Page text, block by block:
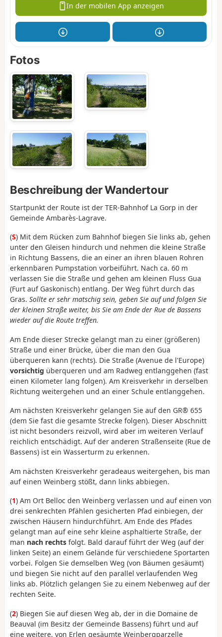
In der mobilen App anzeigen
Fotos
Beschreibung der Wandertour
Startpunkt der Route ist der TER-Bahnhof La Gorp in der
Gemeinde Ambarès-Lagrave.
(S) Mit dem Rücken zum Bahnhof biegen Sie links ab, gehen
unter den Gleisen hindurch und nehmen die kleine Straße
in Richtung Bassens, die an einer an ihren blauen Rohren
erkennbaren Pumpstation vorbeiführt. Nach ca. 60 m
verlassen Sie die Straße und gehen am kleinen Fluss Gua
(Furt auf Gaskonisch) entlang. Der Weg führt durch das
Gras. Sollte er sehr matschig sein, geben Sie auf und folgen Sie
der kleinen Straße weiter, bis Sie am Ende der Rue de Bassens
wieder auf die Route treffen.
Am Ende dieser Strecke gelangt man zu einer (größeren)
Straße und einer Brücke, über die man den Gua
überqueren kann (rechts). Die Straße (Avenue de l'Europe)
vorsichtig überqueren und am Radweg entlanggehen (fast
einen Kilometer lang folgen). Am Kreisverkehr in derselben
Richtung weitergehen und an einer Schule entlanggehen.
Am nächsten Kreisverkehr gelangen Sie auf den GR® 655
(dem Sie fast die gesamte Strecke folgen). Dieser Abschnitt
ist nicht besonders reizvoll, wird aber im weiteren Verlauf
reichlich entschädigt. Auf der anderen Straßenseite (Rue de
Bassens) ist ein Wasserturm zu erkennen.
Am nächsten Kreisverkehr geradeaus weitergehen, bis man
auf einen Weinberg stößt, dann links abbiegen.
(1) Am Ort Belloc den Weinberg verlassen und auf einen von
drei senkrechten Pfählen gesicherten Pfad einbiegen, der
zwischen Häusern hindurchführt. Am Ende des Pfades
gelangt man auf eine sehr kleine asphaltierte Straße, der
man nach rechts folgt. Bald darauf führt der Weg (auf der
linken Seite) an einem Gelände für verschiedene Sportarten
vorbei. Folgen Sie demselben Weg (von Bäumen gesäumt)
und biegen Sie nicht auf den parallel verlaufenden Weg
links ab. Plötzlich gelangen Sie zu einem Nebenweg auf der
rechten Seite.
(2) Biegen Sie auf diesen Weg ab, der in die Domaine de
Beauval (im Besitz der Gemeinde Bassens) führt und auf
eine weitere, von Erlen gesäumte Weinbergparzelle